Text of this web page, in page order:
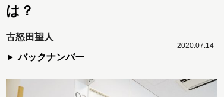
は？
古怒田望人
バックナンバー
2020.07.14